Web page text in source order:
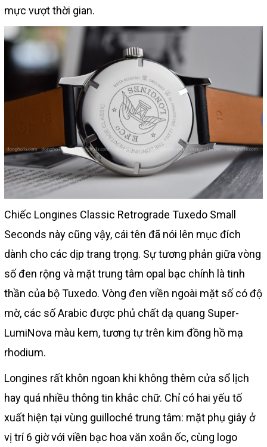
mực vượt thời gian.
Chiếc Longines Classic Retrograde Tuxedo Small
Seconds này cũng vậy, cái tên đã nói lên mục đích
dành cho các dịp trang trọng. Sự tương phản giữa vòng
số đen rộng và mặt trung tâm opal bạc chính là tinh
thần của bộ Tuxedo. Vòng đen viền ngoài mặt số có độ
mờ, các số Arabic được phủ chất dạ quang Super-
LumiNova màu kem, tương tự trên kim đồng hồ mạ
rhodium.
Longines rất khôn ngoan khi không thêm cửa sổ lịch
hay quá nhiều thông tin khắc chữ. Chỉ có hai yếu tố
xuất hiện tại vùng guilloché trung tâm: mặt phụ giây ở
vị trí 6 giờ với viền bạc hoa văn xoắn ốc, cùng logo